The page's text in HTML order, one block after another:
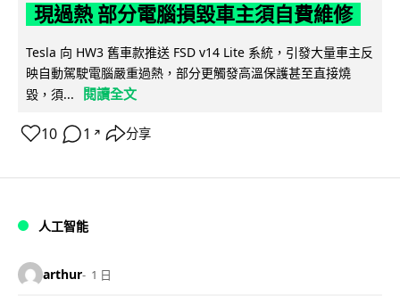
現過熱 部分電腦損毀車主須自費維修
Tesla 向 HW3 舊車款推送 FSD v14 Lite 系統，引發大量車主反
映自動駕駛電腦嚴重過熱，部分更觸發高溫保護甚至直接燒
毀，須...
閱讀全文
10 1 ↗ 分享
人工智能
arthur 1 日